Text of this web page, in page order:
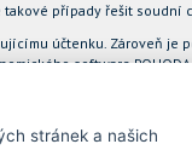
takové případy řešit soudní
účtenku. Zároveň
software POHODA
stránek a našich